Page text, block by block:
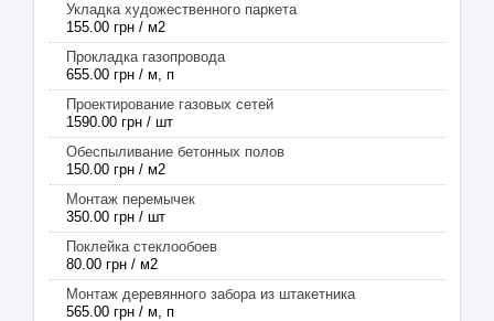
Укладка художественного паркета
155.00 грн / м2
Прокладка газопровода
655.00 грн / м, п
Проектирование газовых сетей
1590.00 грн / шт
Обеспыливание бетонных полов
150.00 грн / м2
Монтаж перемычек
350.00 грн / шт
Поклейка стеклообоев
80.00 грн / м2
Монтаж деревянного забора из штакетника
565.00 грн / м, п